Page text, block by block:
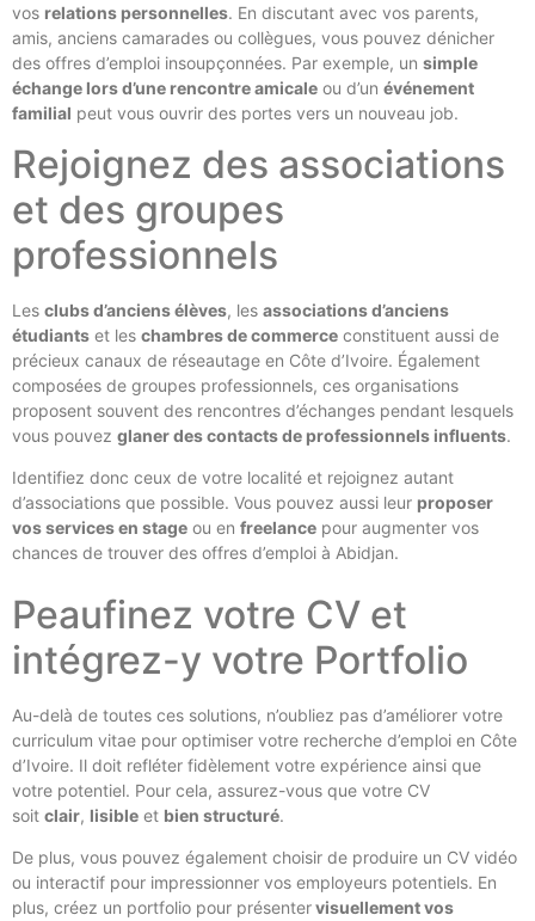
vos relations personnelles. En discutant avec vos parents,
amis, anciens camarades ou collègues, vous pouvez dénicher
des offres d’emploi insoupçonnées. Par exemple, un simple
échange lors d’une rencontre amicale ou d’un événement
familial peut vous ouvrir des portes vers un nouveau job.
Rejoignez des associations
et des groupes
professionnels
Les clubs d’anciens élèves, les associations d’anciens
étudiants et les chambres de commerce constituent aussi de
précieux canaux de réseautage en Côte d’Ivoire. Également
composées de groupes professionnels, ces organisations
proposent souvent des rencontres d’échanges pendant lesquels
vous pouvez glaner des contacts de professionnels influents.
Identifiez donc ceux de votre localité et rejoignez autant
d’associations que possible. Vous pouvez aussi leur proposer
vos services en stage ou en freelance pour augmenter vos
chances de trouver des offres d’emploi à Abidjan.
Peaufinez votre CV et
intégrez-y votre Portfolio
Au-delà de toutes ces solutions, n’oubliez pas d’améliorer votre
curriculum vitae pour optimiser votre recherche d’emploi en Côte
d’Ivoire. Il doit refléter fidèlement votre expérience ainsi que
votre potentiel. Pour cela, assurez-vous que votre CV
soit clair, lisible et bien structuré.
De plus, vous pouvez également choisir de produire un CV vidéo
ou interactif pour impressionner vos employeurs potentiels. En
plus, créez un portfolio pour présentervisuellement vos